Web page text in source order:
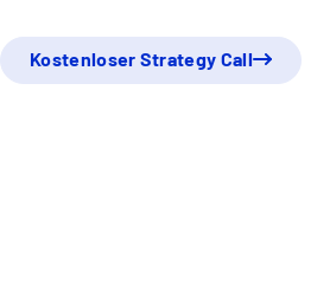
Kostenloser Strategy Call